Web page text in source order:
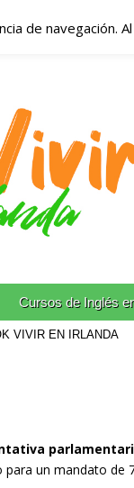
en Irlanda!
Cursos de Inglés
VIVIR EN IRLANDA
un mandato de
de navegación.